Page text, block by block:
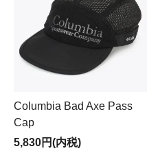
Columbia Bad Axe Pass
Cap
5,830円(内税)